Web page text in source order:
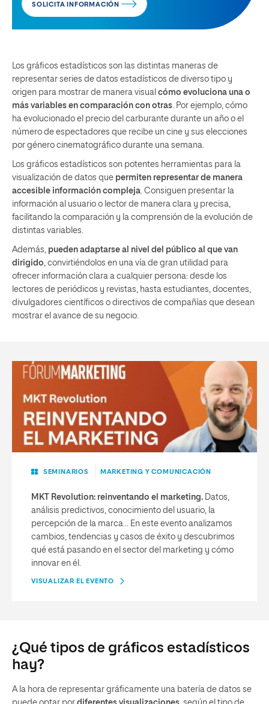
SOLICITA INFORMACIÓN
Los gráficos estadísticos son las distintas maneras de
representar series de datos estadísticos de diverso tipo y
origen para mostrar de manera visual cómo evoluciona una o
más variables en comparación con otras . Por ejemplo, cómo
ha evolucionado el precio del carburante durante un año o el
número de espectadores que recibe un cine y sus elecciones
por género cinematográfico durante una semana.
Los gráficos estadísticos son potentes herramientas para la
visualización de datos que permiten representar de manera
accesible información compleja . Consiguen presentar la
información al usuario o lector de manera clara y precisa,
facilitando la comparación y la comprensión de la evolución de
distintas variables.
Además, pueden adaptarse al nivel del público al que van
dirigido , convirtiéndolos en una vía de gran utilidad para
ofrecer información clara a cualquier persona: desde los
lectores de periódicos y revistas, hasta estudiantes, docentes,
divulgadores científicos o directivos de compañías que desean
mostrar el avance de su negocio.
SEMINARIOS MARKETING Y COMUNICACIÓN
MKT Revolution: reinventando el marketing. Datos,
análisis predictivos, conocimiento del usuario, la
percepción de la marca… En este evento analizamos
cambios, tendencias y casos de éxito y descubrimos
qué está pasando en el sector del marketing y cómo
innovar en él.
VISUALIZAR EL EVENTO
¿Qué tipos de gráficos estadísticos
hay?
A la hora de representar gráficamente una batería de datos se